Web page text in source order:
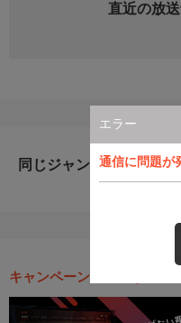
エラー
通信に問題が
直近の放
同じジャンルのおすすめ
キャンペーン・お得な情報